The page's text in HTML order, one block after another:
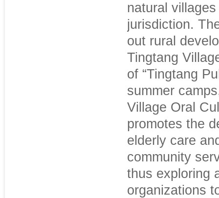
natural
jurisdiction.
out rural
Tingtang
of “Tingtang
summer
Village Oral
promotes the
elderly care
community
thus exploring
organizations